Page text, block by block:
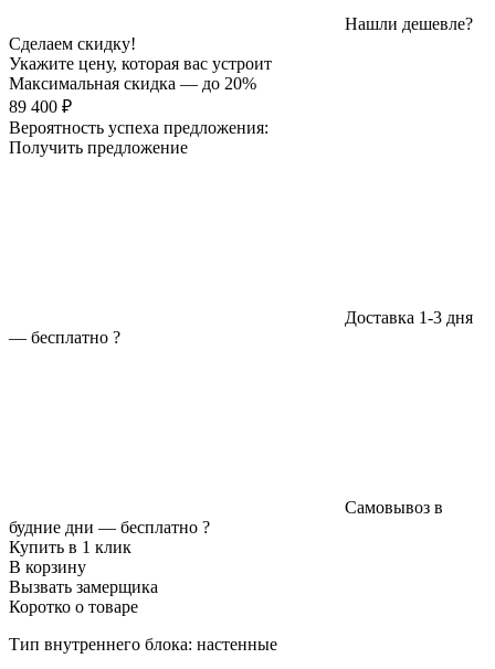
Нашли дешевле?
Сделаем скидку!
Укажите цену, которая вас устроит
Максимальная скидка — до 20%
89 400 ₽
Вероятность успеха предложения:
Получить предложение
Доставка 1-3 дня
— бесплатно ?
Самовывоз в
будние дни — бесплатно ?
Купить в 1 клик
В корзину
Вызвать замерщика
Коротко о товаре
Тип внутреннего блока: настенные